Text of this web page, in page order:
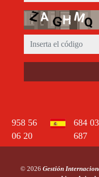
Captcha
958 56
06 20
684
687
© 2026 Gestión